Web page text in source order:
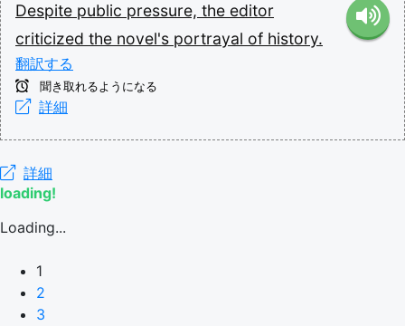
Despite public pressure, the editor
criticized the novel's portrayal of history.
翻訳する
聞き取れるようになる
詳細
詳細
loading!
Loading...
1
2
3